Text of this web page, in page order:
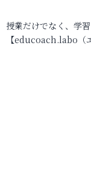
授業だけでなく、学
【educoach.labo（